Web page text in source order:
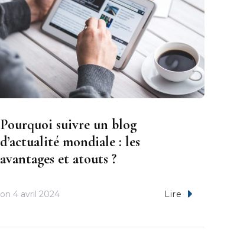
Pourquoi suivre un blog
d’actualité mondiale : les
avantages et atouts ?
on 4 avril 2024 Lire